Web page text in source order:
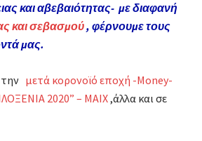
και αβεβαιότητας- με διαφανή
και σεβασμού, φέρνουμε τους
μας.
μετά κορονοϊό εποχή -Money-
2020” – ΜΑΙΧ,άλλα και σε